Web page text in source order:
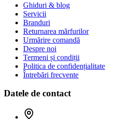
Ghiduri & blog
Servicii
Branduri
Returnarea mărfurilor
Urmărire comandă
Despre noi
Termeni și condiții
Politica de confidențialitate
Întrebări frecvente
Datele de contact